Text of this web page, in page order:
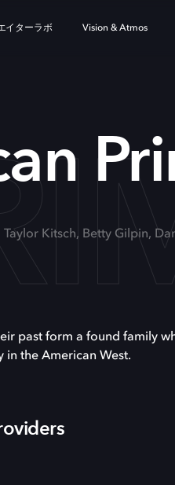
イターラボ Vision & Atmos
Taylor Kitsch, Betty Gilpin,
past form a found family
in the American West.